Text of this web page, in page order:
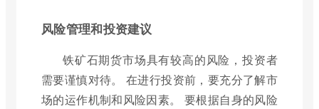
风险管理和投资建议
铁矿石期货市场具有较高的风险，投资者
需要谨慎对待。 在进行投资前，要充分了解市
场的运作机制和风险因素。 要根据自身的风险